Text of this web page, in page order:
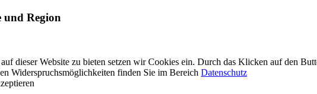
und Region
dieser Website zu bieten setzen wir Cookies ein. Durch das Klicken auf den
Widerspruchsmöglichkeiten finden Sie im Bereich Datenschutz